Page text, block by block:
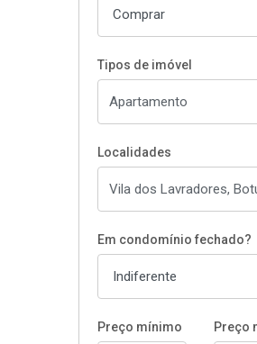
Tipos de imóvel
Localidades
Em condomínio fechado?
Preço mínimo Preço